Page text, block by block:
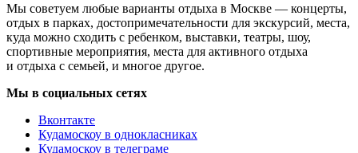
Мы советуем любые варианты отдыха в Москве — концерты,
отдых в парках, достопримечательности для экскурсий, места,
куда можно сходить с ребенком, выставки, театры, шоу,
спортивные мероприятия, места для активного отдыха
и отдыха с семьей, и многое другое.
Мы в социальных сетях
Вконтакте
Кудамоскоу в однокласниках
Кудамоскоу в телеграме